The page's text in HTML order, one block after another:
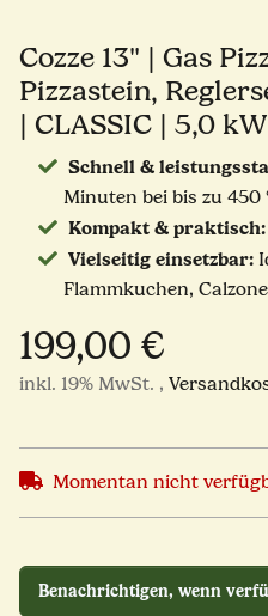
Cozze 13" | Gas
Pizzastein,
| CLASSIC | 5,0 kW
Schnell &
Minuten bei bis zu 450
Kompakt & praktisch:
Vielseitig einsetzbar:
Flammkuchen,
199,00 €
inkl. 19% MwSt. ,
Momentan nicht
Benachrichtigen, wenn